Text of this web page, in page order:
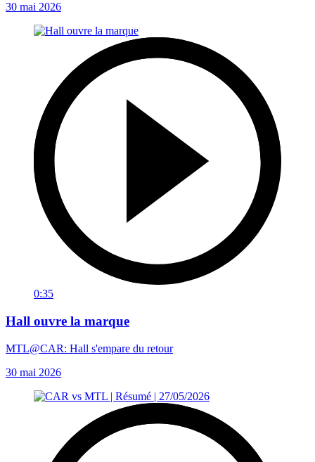
30 mai 2026
0:35
Hall ouvre la marque
MTL@CAR: Hall s'empare du retour
30 mai 2026